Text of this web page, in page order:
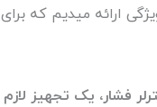
ارائه میدیم که برای
فشار، یک تجهیز لازم